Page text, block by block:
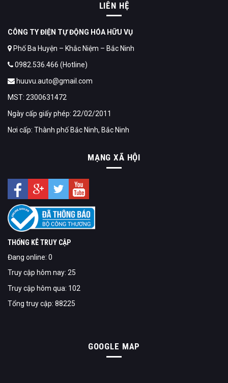
LIÊN HỆ
CÔNG TY ĐIỆN TỰ ĐỘNG HÓA HỮU VỤ
Phố Ba Huyện – Khắc Niệm – Bắc Ninh
0982.536.466 (Hotline)
huuvu.auto@gmail.com
MST: 2300631472
Ngày cấp giấy phép: 22/02/2011
Nơi cấp: Thành phố Bắc Ninh, Bắc Ninh
MẠNG XÃ HỘI
THỐNG KÊ TRUY CẬP
Đang online: 0
Truy cập hôm nay: 25
Truy cập hôm qua: 102
Tổng truy cập: 88225
GOOGLE MAP